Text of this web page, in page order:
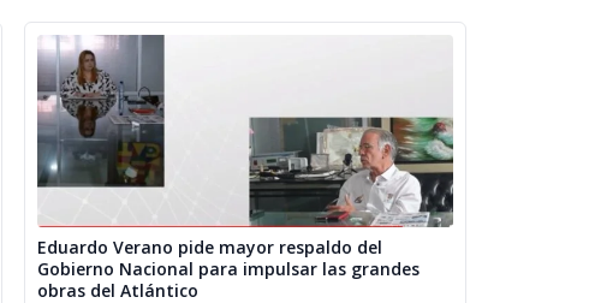
Eduardo Verano pide mayor respaldo del
Gobierno Nacional para impulsar las grandes
obras del Atlántico